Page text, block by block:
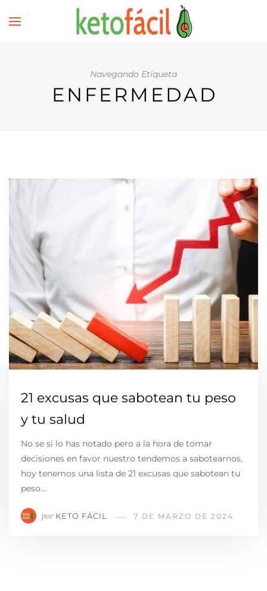
Navegando Etiqueta
ENFERMEDAD
21 excusas que sabotean tu peso
y tu salud
No se si lo has notado pero a la hora de tomar
decisiones en favor nuestro tendemos a sabotearnos,
hoy tenemos una lista de 21 excusas que sabotean tu
peso…
por KETO FÁCIL 7 DE MARZO DE 2024